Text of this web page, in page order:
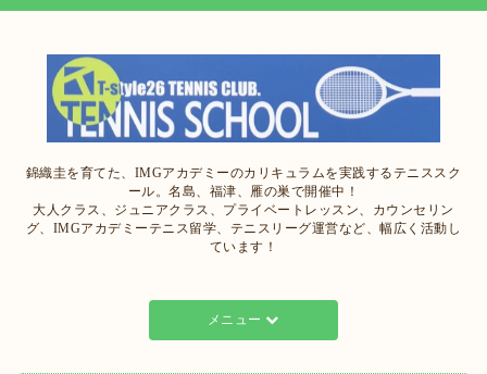
錦織圭を育てた、IMGアカデミーのカリキュラムを実践するテニススク
ール。名島、福津、雁の巣で開催中！
大人クラス、ジュニアクラス、プライベートレッスン、カウンセリン
グ、IMGアカデミーテニス留学、テニスリーグ運営など、幅広く活動し
ています！
メニュー